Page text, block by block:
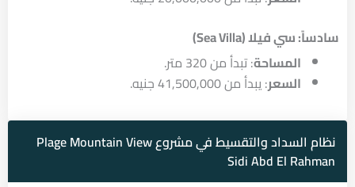
سادساً: سي فيلا (Sea Villa)
المساحة: تبدأ من 320 متر.
السعر: يبدأ من 41,500,000 جنيه.
نظام السداد والتقسيط في مشروع Plage Mountain View
Sidi Abd El Rahman